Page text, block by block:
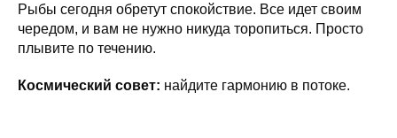
Рыбы сегодня обретут спокойствие. Все идет своим
чередом, и вам не нужно никуда торопиться. Просто
плывите по течению.
Космический совет: найдите гармонию в потоке.